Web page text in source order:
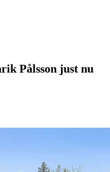
Pålsson just nu